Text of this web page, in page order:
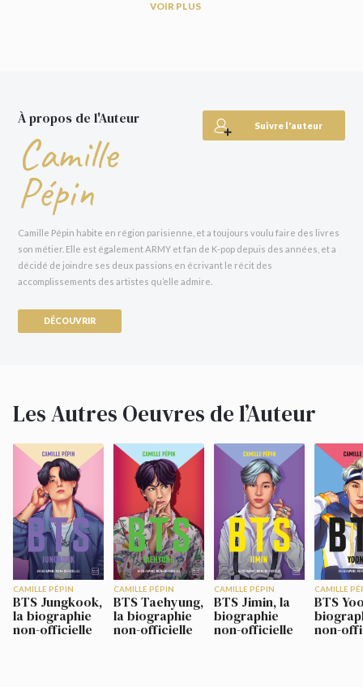
plus sur les membres de ce groupe qui a conquis le monde, ce livre est fait
pour vous !
VOIR PLUS
Suivre l'auteur
À propos de l'Auteur
Camille
Pépin
Camille Pépin habite en région parisienne, et a toujours voulu faire des livres
son métier. Elle est également ARMY et fan de K-pop depuis des années, et a
décidé de joindre ses deux passions en écrivant le récit des
accomplissements des artistes qu’elle admire.
DÉCOUVRIR
Les Autres Oeuvres de l’Auteur
CAMILLE PÉPIN
BTS Jungkook,
la biographie
non-officielle
CAMILLE PÉPIN
BTS Taehyung,
la biographie
non-officielle
CAMILLE PÉPIN
BTS Jimin, la
biographie
non-officielle
CAMILLE
BTS
non-